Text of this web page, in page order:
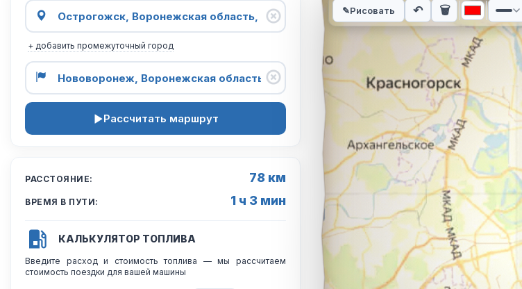
+ добавить промежуточный город
Рассчитать маршрут
РАССТОЯНИЕ: 78 км
ВРЕМЯ В ПУТИ: 1 ч 3 мин
КАЛЬКУЛЯТОР ТОПЛИВА
Введите расход и стоимость топлива — мы рассчитаем
стоимость поездки для вашей машины
✎Рисовать ↶ 🗑